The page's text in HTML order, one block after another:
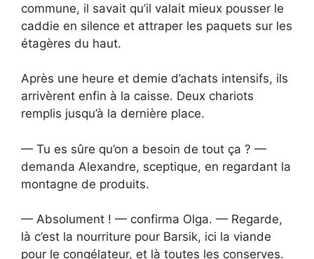
commune, il savait qu’il valait mieux pousser le
caddie en silence et attraper les paquets sur les
étagères du haut.
Après une heure et demie d’achats intensifs, ils
arrivèrent enfin à la caisse. Deux chariots
remplis jusqu’à la dernière place.
— Tu es sûre qu’on a besoin de tout ça ? —
demanda Alexandre, sceptique, en regardant la
montagne de produits.
— Absolument ! — confirma Olga. — Regarde,
là c’est la nourriture pour Barsik, ici la viande
pour le congélateur, et là toutes les conserves.